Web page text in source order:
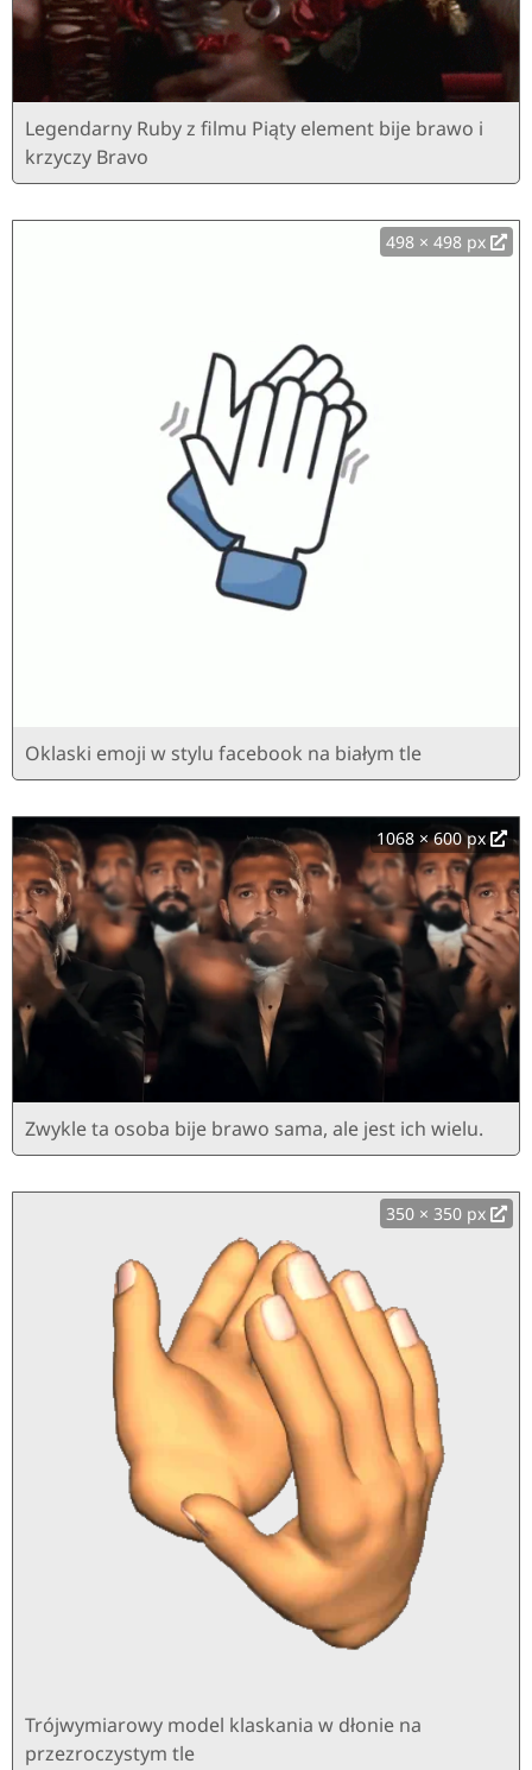
Legendarny Ruby z filmu Piąty element bije brawo i
krzyczy Bravo
498 × 498 px
Oklaski emoji w stylu facebook na białym tle
1068 × 600 px
Zwykle ta osoba bije brawo sama, ale jest ich wielu.
350 × 350 px
Trójwymiarowy model klaskania w dłonie na
przezroczystym tle